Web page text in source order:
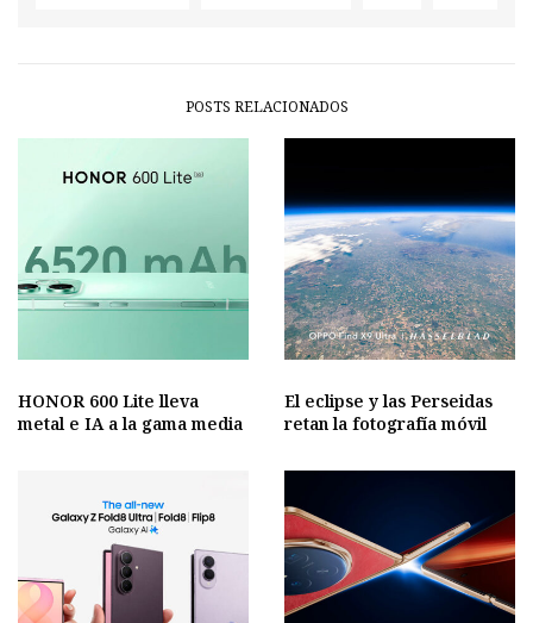
POSTS RELACIONADOS
HONOR 600 Lite lleva
metal e IA a la gama media
El eclipse y las Perseidas
retan la fotografía móvil